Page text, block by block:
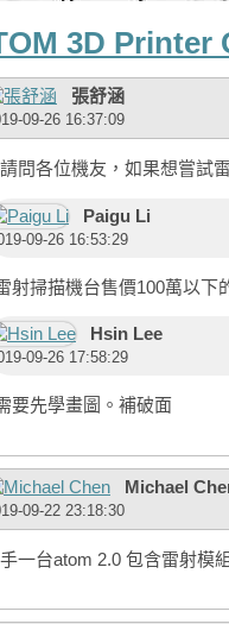
3D Printer
張舒涵
09-26 16:37:09
問各位機友，如果想嘗試
Paigu Li
09-26 16:53:29
射掃描機台售價100萬以下
Hsin Lee
09-26 17:58:29
要先學畫圖。補破面
Michael
09-22 23:18:30
一台atom 2.0 包含雷射模